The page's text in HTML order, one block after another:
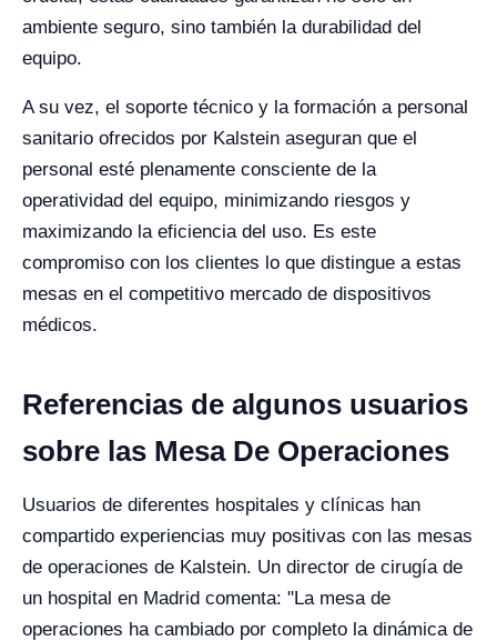
ambiente seguro, sino también la durabilidad del
equipo.
A su vez, el soporte técnico y la formación a personal
sanitario ofrecidos por Kalstein aseguran que el
personal esté plenamente consciente de la
operatividad del equipo, minimizando riesgos y
maximizando la eficiencia del uso. Es este
compromiso con los clientes lo que distingue a estas
mesas en el competitivo mercado de dispositivos
médicos.
Referencias de algunos usuarios
sobre las Mesa De Operaciones
Usuarios de diferentes hospitales y clínicas han
compartido experiencias muy positivas con las mesas
de operaciones de Kalstein. Un director de cirugía de
un hospital en Madrid comenta: "La mesa de
operaciones ha cambiado por completo la dinámica de